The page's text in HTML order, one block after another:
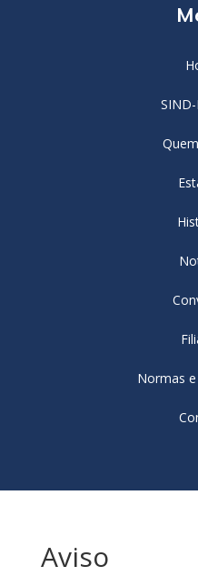
SIND-
Normas
Aviso